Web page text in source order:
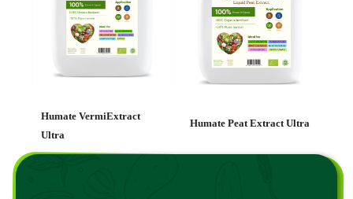
Humate VermiExtract
Ultra
Humate Peat Extract Ultra